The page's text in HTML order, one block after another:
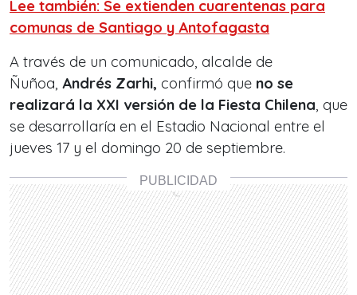
Lee también: Se extienden cuarentenas para
comunas de Santiago y Antofagasta
A través de un comunicado, alcalde de
Ñuñoa, Andrés Zarhi, confirmó que no se
realizará la XXI versión de la Fiesta Chilena, que
se desarrollaría en el Estadio Nacional entre el
jueves 17 y el domingo 20 de septiembre.